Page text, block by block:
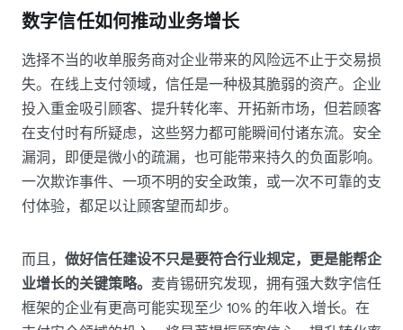
数字信任如何推动业务增长
选择不当的收单服务商对企业带来的风险远不止于交易损
失。在线上支付领域，信任是一种极其脆弱的资产。企业
投入重金吸引顾客、提升转化率、开拓新市场，但若顾客
在支付时有所疑虑，这些努力都可能瞬间付诸东流。安全
漏洞，即便是微小的疏漏，也可能带来持久的负面影响。
一次欺诈事件、一项不明的安全政策，或一次不可靠的支
付体验，都足以让顾客望而却步。
而且， 做好信任建设不只是要符合行业规定，更是能帮企
业增长的关键策略。 麦肯锡研究发现，拥有强大数字信任
框架的企业有更高可能实现至少 10% 的年收入增长。在